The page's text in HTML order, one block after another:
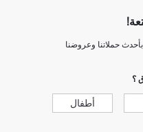
حملاتنا وعروضنا
؟
أطفال